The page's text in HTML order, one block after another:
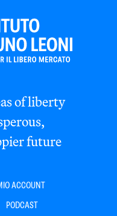
of liberty
future
ACCOUNT
PODCAST